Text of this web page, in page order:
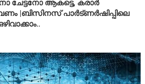
ആകട്ടെ, കരാർ
|ബിസിനസ് പാർട്ണർഷിപ്പിലെ